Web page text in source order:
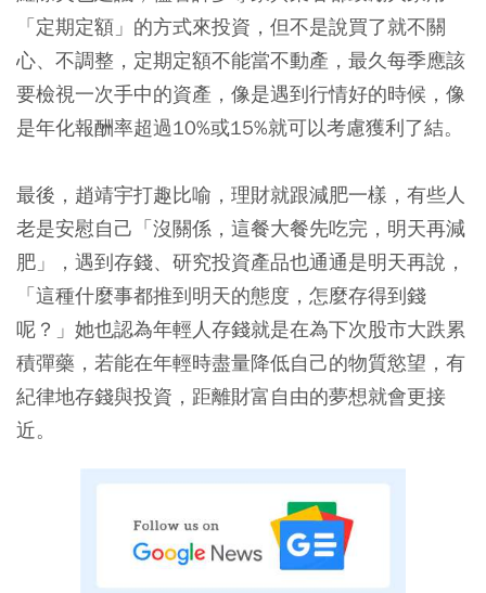
「定期定額」的方式來投資，但不是說買了就不關
心、不調整，定期定額不能當不動產， 最久每季應該
要檢視一次手中的資產 ，像是遇到行情好的時候，像
是年化報酬率超過10%或15%就可以考慮獲利了結。
最後，趙靖宇打趣比喻，理財就跟減肥一樣，有些人
老是安慰自己「沒關係，這餐大餐先吃完，明天再減
肥」，遇到存錢、研究投資產品也通通是明天再說，
「這種什麼事都推到明天的態度，怎麼存得到錢
呢？ 」她也認為年輕人存錢就是在為下次股市大跌累
積彈藥，若能在年輕時盡量降低自己的物質慾望，有
紀律地存錢與投資，距離財富自由的夢想就會更接
近。